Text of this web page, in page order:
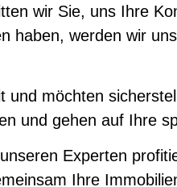
wir Sie, uns Ihre
haben, werden wir
möchten
und gehen auf Ihre
Experten
Ihre